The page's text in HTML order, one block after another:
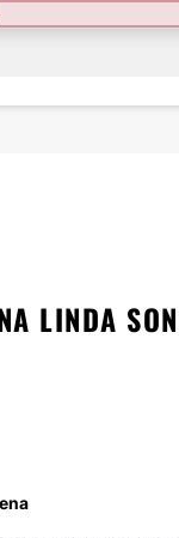
LINDA